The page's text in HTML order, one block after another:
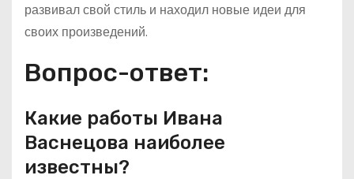
развивал свой стиль и находил новые идеи для
своих произведений.
Вопрос-ответ:
Какие работы Ивана
Васнецова наиболее
известны?